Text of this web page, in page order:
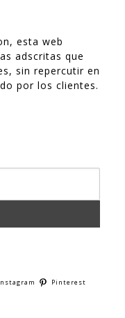
esta web
adscritas que
sin repercutir en
por los clientes.
Pinterest